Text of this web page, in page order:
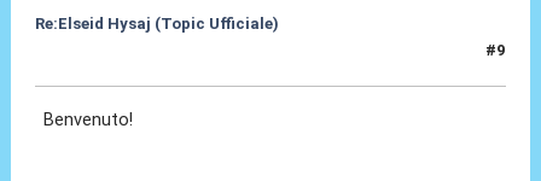
Re:Elseid Hysaj (Topic Ufficiale)
#9
Benvenuto!